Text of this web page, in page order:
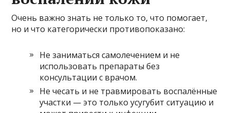
Очень важно знать не только то, что помогает,
но и что категорически противопоказано:
Не заниматься самолечением и не
использовать препараты без
консультации с врачом.
Не чесать и не травмировать воспалённые
участки — это только усугубит ситуацию и